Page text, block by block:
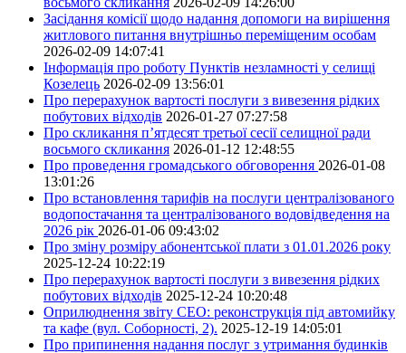
Засідання комісії щодо надання допомоги на вирішення
житлового питання внутрішньо переміщеним особам
2026-02-09 14:07:41
Інформація про роботу Пунктів незламності у селищі
Козелець 2026-02-09 13:56:01
Про перерахунок вартості послуги з вивезення рідких
побутових відходів 2026-01-27 07:27:58
Про скликання п’ятдесят третьої сесії селищної ради
восьмого скликання 2026-01-12 12:48:55
Про проведення громадського обговорення 2026-01-08
13:01:26
Про встановлення тарифів на послуги централізованого
водопостачання та централізованого водовідведення на
2026 рік 2026-01-06 09:43:02
Про зміну розміру абонентської плати з 01.01.2026 року
2025-12-24 10:22:19
Про перерахунок вартості послуги з вивезення рідких
побутових відходів 2025-12-24 10:20:48
Оприлюднення звіту СЕО: реконструкція під автомийку
та кафе (вул. Соборності, 2). 2025-12-19 14:05:01
Про припинення надання послуг з утримання будинків